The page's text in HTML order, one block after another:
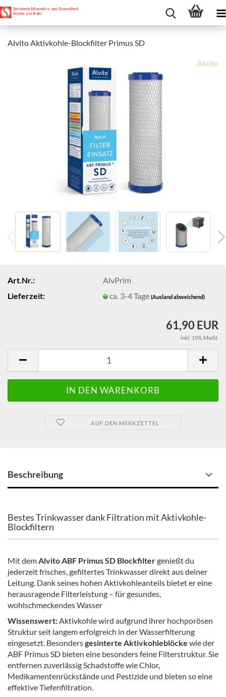
Alvito Aktivkohle-Blockfilter Primus SD
Alvito
Art.Nr.:
AlvPrim
Lieferzeit:
ca. 3-4 Tage(Ausland abweichend)
61,90 EUR
inkl. 19% MwSt.
AUF DEN MERKZETTEL
Beschreibung
Bestes Trinkwasser dank Filtration mit Aktivkohle-
Blockfiltern
Mit demAlvito ABF Primus SD Blockfiltergenießt du
jederzeit frisches, gefiltertes Trinkwasser direkt aus deiner
Leitung. Dank seines hohen Aktivkohleanteils bietet er eine
herausragende Filterleistung – für gesundes,
wohlschmeckendes Wasser
Wissenswert:Aktivkohle wird aufgrund ihrer hochporösen
Struktur seit langem erfolgreich in der Wasserfilterung
eingesetzt. Besondersgesinterte Aktivkohleblöcke wie der
ABF Primus SD bieten eine besonders feine Filterstruktur. Sie
entfernen zuverlässig Schadstoffe wie Chlor,
Medikamentenrückstände und Pestizide und bieten so eine
effektive Tiefenfiltration.